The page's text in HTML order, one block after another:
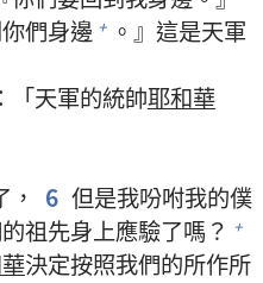
們身邊 + 。』這是天軍
「天軍的統帥耶和華
6 但是我吩咐我的僕
祖先身上應驗了嗎？ +
決定按照我們的所作所